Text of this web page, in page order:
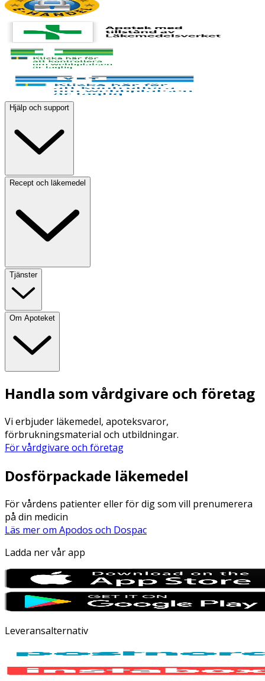
Hjälp och support
Recept och läkemedel
Tjänster
Om Apoteket
Handla som vårdgivare och företag
Vi erbjuder läkemedel, apoteksvaror,
förbrukningsmaterial och utbildningar.
För vårdgivare och företag
Dosförpackade läkemedel
För vårdens patienter eller för dig som vill prenumerera
på din medicin
Läs mer om Apodos och Dospac
Ladda ner vår app
Leveransalternativ